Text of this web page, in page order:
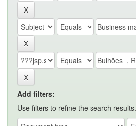
Add filters:
Use filters to refine the search results.